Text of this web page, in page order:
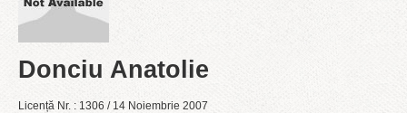
Donciu Anatolie
Licență Nr. : 1306 / 14 Noiembrie 2007